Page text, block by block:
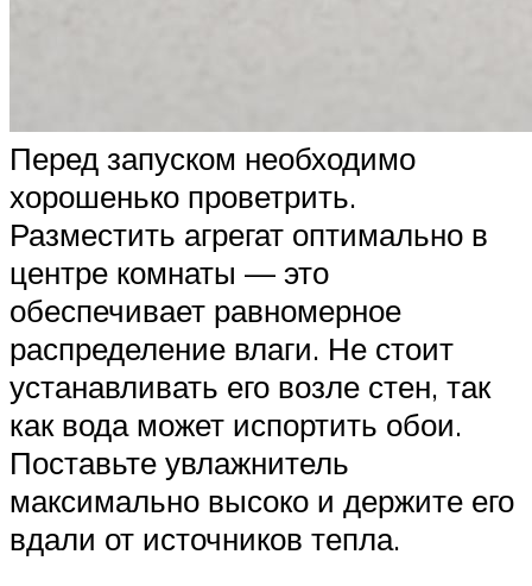
Перед запуском необходимо
хорошенько проветрить.
Разместить агрегат оптимально в
центре комнаты — это
обеспечивает равномерное
распределение влаги. Не стоит
устанавливать его возле стен, так
как вода может испортить обои.
Поставьте увлажнитель
максимально высоко и держите его
вдали от источников тепла.